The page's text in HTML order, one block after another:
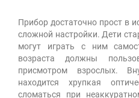
Прибор достаточно прост в
сложной настройки. Дети
могут играть с ним
возраста должны
присмотром взрослых.
находится хрупкая
сломаться при